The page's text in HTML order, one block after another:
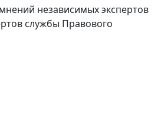
независимых экспертов
службы Правового